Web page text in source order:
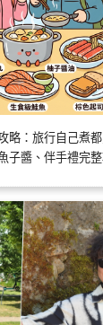
略：旅行自己煮
子醬、伴手禮完